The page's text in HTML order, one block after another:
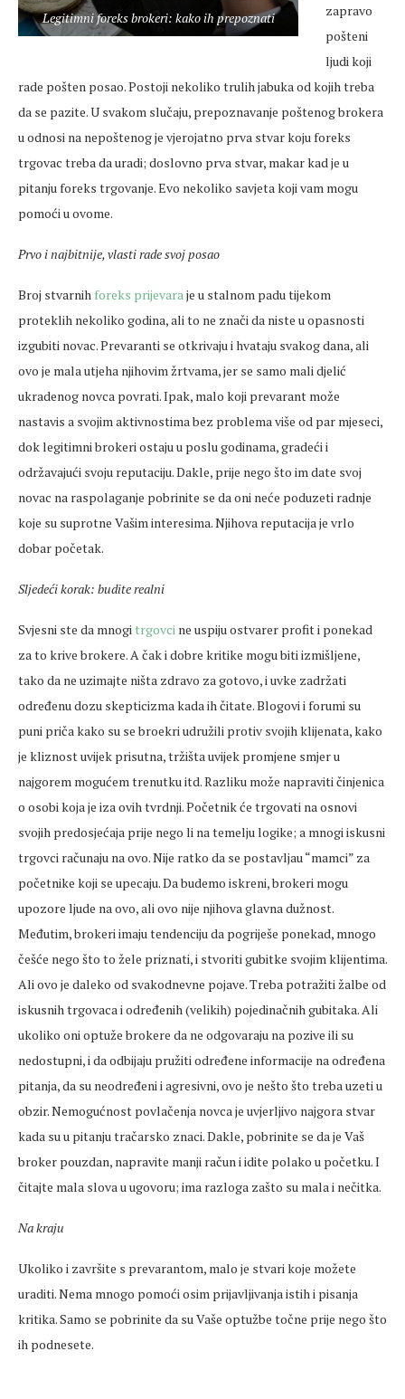
Legitimni foreks brokeri: kako ih prepoznati
zapravo
pošteni
ljudi koji
rade pošten posao. Postoji nekoliko trulih jabuka od kojih treba
da se pazite. U svakom slučaju, prepoznavanje poštenog brokera
u odnosi na nepoštenog je vjerojatno prva stvar koju foreks
trgovac treba da uradi; doslovno prva stvar, makar kad je u
pitanju foreks trgovanje. Evo nekoliko savjeta koji vam mogu
pomoći u ovome.
Prvo i najbitnije, vlasti rade svoj posao
Broj stvarnih foreks prijevara je u stalnom padu tijekom
proteklih nekoliko godina, ali to ne znači da niste u opasnosti
izgubiti novac. Prevaranti se otkrivaju i hvataju svakog dana, ali
ovo je mala utjeha njihovim žrtvama, jer se samo mali djelić
ukradenog novca povrati. Ipak, malo koji prevarant može
nastavis a svojim aktivnostima bez problema više od par mjeseci,
dok legitimni brokeri ostaju u poslu godinama, gradeći i
održavajući svoju reputaciju. Dakle, prije nego što im date svoj
novac na raspolaganje pobrinite se da oni neće poduzeti radnje
koje su suprotne Vašim interesima. Njihova reputacija je vrlo
dobar početak.
Sljedeći korak: budite realni
Svjesni ste da mnogi trgovci ne uspiju ostvarer profit i ponekad
za to krive brokere. A čak i dobre kritike mogu biti izmišljene,
tako da ne uzimajte ništa zdravo za gotovo, i uvke zadržati
određenu dozu skepticizma kada ih čitate. Blogovi i forumi su
puni priča kako su se broekri udružili protiv svojih klijenata, kako
je kliznost uvijek prisutna, tržišta uvijek promjene smjer u
najgorem mogućem trenutku itd. Razliku može napraviti činjenica
o osobi koja je iza ovih tvrdnji. Početnik će trgovati na osnovi
svojih predosjećaja prije nego li na temelju logike; a mnogi iskusni
trgovci računaju na ovo. Nije ratko da se postavljau “mamci” za
početnike koji se upecaju. Da budemo iskreni, brokeri mogu
upozore ljude na ovo, ali ovo nije njihova glavna dužnost.
Međutim, brokeri imaju tendenciju da pogriješe ponekad, mnogo
češće nego što to žele priznati, i stvoriti gubitke svojim klijentima.
Ali ovo je daleko od svakodnevne pojave. Treba potražiti žalbe od
iskusnih trgovaca i određenih (velikih) pojedinačnih gubitaka. Ali
ukoliko oni optuže brokere da ne odgovaraju na pozive ili su
nedostupni, i da odbijaju pružiti određene informacije na određena
pitanja, da su neodređeni i agresivni, ovo je nešto što treba uzeti u
obzir. Nemogućnost povlačenja novca je uvjerljivo najgora stvar
kada su u pitanju tračarsko znaci. Dakle, pobrinite se da je Vaš
broker pouzdan, napravite manji račun i idite polako u početku. I
čitajte mala slova u ugovoru; ima razloga zašto su mala i nečitka.
Na kraju
Ukoliko i završite s prevarantom, malo je stvari koje možete
uraditi. Nema mnogo pomoći osim prijavljivanja istih i pisanja
kritika. Samo se pobrinite da su Vaše optužbe točne prije nego što
ih podnesete.